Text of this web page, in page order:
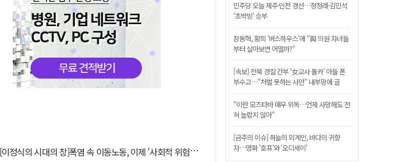
[이정식의 시대의 창]폭염 속 이동노동, 이제 '사회적 위험 관리'로 전환할 때
민주당 오늘 제주·인천 경선…정청래·김민석
'초박빙' 승부
장동혁, 황희 '버스하우스'에 "與 의원 자녀들
부터 살아보면 어떨까?"
[속보] 전북 경찰 간부 '女교사 몰카' 아들 폰
부수고…"처벌 못하는 사안" 내부망에 글
"이란 모즈타바 매우 위독…언제 사망해도 전
혀 놀랍지 않아"
[금주의 이슈] 하늘의 외계인, 바다의 귀향
자…영화 '호프'와 '오디세이'